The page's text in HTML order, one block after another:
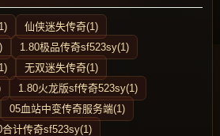
仙侠迷失传奇(1)
1.80极品传奇sf523sy(1)
无双迷失传奇(1)
1.80火龙版sf传奇523sy(1)
05血站中变传奇服务端(1)
合计传奇sf523sy(1)